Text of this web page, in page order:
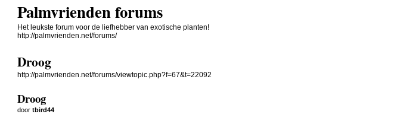
Palmvrienden forums
Het leukste forum voor de liefhebber van exotische planten!
http://palmvrienden.net/forums/
Droog
http://palmvrienden.net/forums/viewtopic.php?f=67&t=22092
Droog
doortbird44